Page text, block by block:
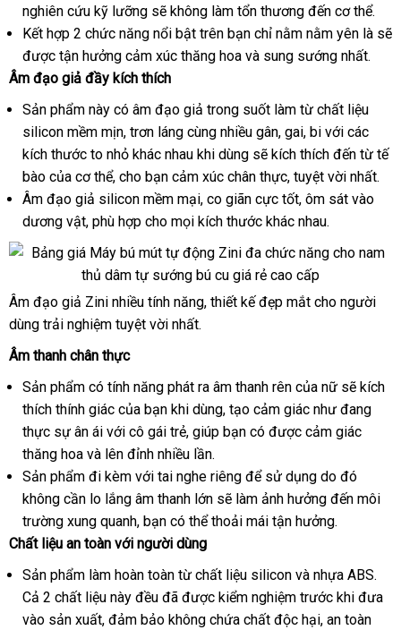
rẻ
vấn
luận
Quốc
lý
nghiên cứu kỹ lưỡng thế
giới
sẽ không làm tổn thương đến cơ thể.
Kết hợp 2 chức năng nổi bật trên bạn chỉ nằm nằm yên là sẽ
tự
động
được tận hưởng cảm xúc thăng hoa đăng
và sung sướng nhất.
Âm đạo giả đầy kích thích
Sản phẩm này có âm đạo giả trong suốt làm từ chất liệu
silicon mềm mịnmới
nhất
, trơn láng cùng nhiều gânmiễn
phí
, gaitheo
yêu
cầu
, bi nhập
hàng
với mới
nhất
các
kích thước to nhỏ khác nhau khi dùng chiết
khấu
sẽ kích thích đến từ tế
bào đại
lý
của cơ thểshowroom
, cho bạn cảm xúc chân thựcchính
hãng
, tuyệt vời nhất.
Âm đạo giả silicon mềm mạiđổi
trả
, co giãn cực tốtto
, ôm sát vào
dương vậtĐài
Loan
, phù hợp cho giá
mọi kích thước khác nhau.
Am
Dao
Gia
9
Âm đạo giả Zini nhiều tính năngonline
, thiết kế đẹp mắt cho người
dùng trải nghiệm tuyệt vời nhất.
Âm thanh chân thực
Sản phẩm có tính năng phát ra âm thanh rên online
của nữ đấu
giá
sẽ kích
thích thính giác kho
hàng
của bạn khi dùngở
đâu
, tạo cảm giác như đang
thực sự ân ái chất
lượng
với cô gái trẻhàng
Hiệu
, giúp bạn có shopee
được cảm giác
thăng hoa dịch
vụ
và lên đỉnh nhiều lần.
Sản phẩm đi kèm bảo
hành
với tai nghe thông
minh
riêng kiểm
tra
để sử dụng do đó
không cần lo lắng âm thanh lớn rẻ
nhất
sẽ làm ảnh hưởng đến môi
trường xung quanhđặt
hàng
, bạn phân
phối
có thể thoải mái tận hưởng.
Chất liệu an toàn đăng
ký
với người dùng
Sản phẩm làm hoàn toàn từ chất liệu silicon thế
giới
và nhựa ABS
kê
.
Cả 2 chất liệu này đều có
nên
đã đấu
giá
được kiểm nghiệm trước khi đưa
vào sản xuấtkhuyến
, đảm bảo không chứa chất độc hạixách
, an toàn